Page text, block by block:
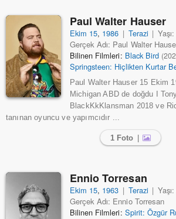
Paul Walter Hauser
Ekim 15, 1986 | Terazi |
Gerçek Adı: Paul Walter
Bilinen Filmleri: Black Bird
Springsteen: Hiçlikten Kurtar
Paul Walter Hauser 15 Ekim
Michigan ABD de doğdu I
BlackKkKlansman 2018 ve
tanınan oyuncu ve yapımcıdır ...
1 Foto
Ennio Torresan
Ekim 15, 1963 | Terazi |
Gerçek Adı: Ennio Torresan
Bilinen Filmleri: Spirit: Özgür